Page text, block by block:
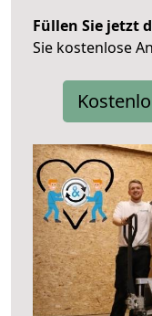
Füllen Sie jetzt
Sie kostenlose